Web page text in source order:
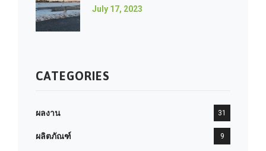
July 17, 2023
CATEGORIES
ผลงาน 31
ผลิตภัณฑ์ 9